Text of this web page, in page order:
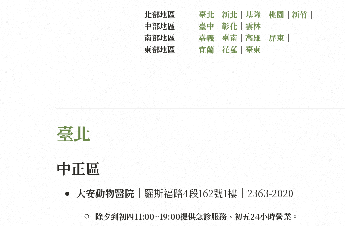
北部地區 ｜ 臺北 ｜ 新北 ｜ 基隆 ｜ 桃園 ｜ 新竹 ｜
中部地區 ｜ 臺中 ｜ 彰化 ｜ 雲林 ｜
南部地區
｜ 嘉義 ｜ 臺南 ｜ 高雄 ｜ 屏東 ｜
東部地區 ｜ 宜蘭 ｜ 花蓮 ｜ 臺東 ｜
臺北
中正區
大安動物醫院 ｜羅斯福路4段162號1樓｜2363-2020
除夕到初四11:00~19:00提供急診服務、初五24小時營業。